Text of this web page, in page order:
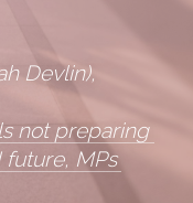
Devlin),
not preparing
future, MPs